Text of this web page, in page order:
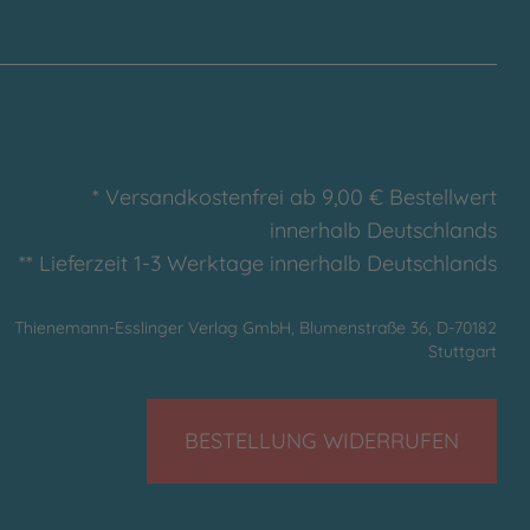
* Versandkostenfrei ab 9,00 € Bestellwert
innerhalb Deutschlands
** Lieferzeit 1-3 Werktage innerhalb Deutschlands
Thienemann-Esslinger Verlag GmbH, Blumenstraße 36, D-70182
Stuttgart
BESTELLUNG WIDERRUFEN